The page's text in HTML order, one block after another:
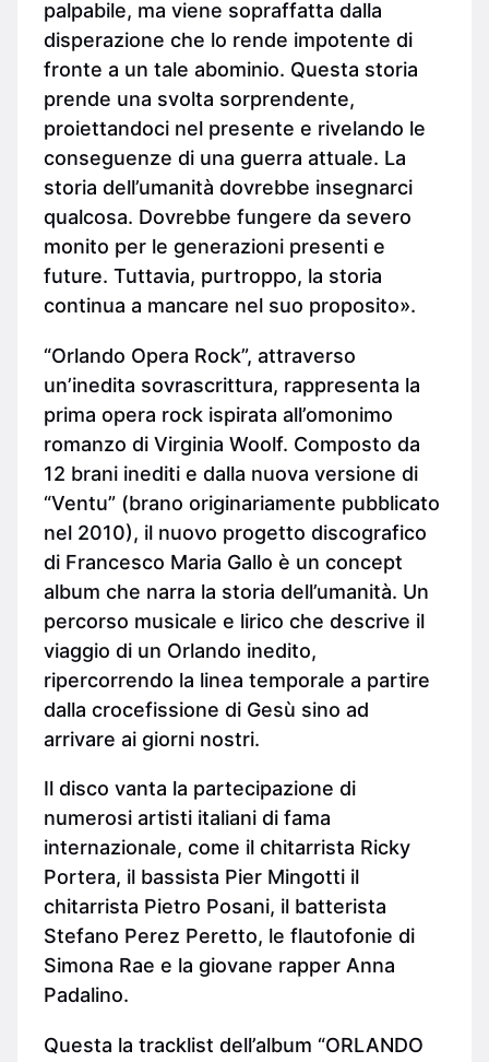
palpabile, ma viene sopraffatta dalla
disperazione che lo rende impotente di
fronte a un tale abominio. Questa storia
prende una svolta sorprendente,
proiettandoci nel presente e rivelando le
conseguenze di una guerra attuale. La
storia dell’umanità dovrebbe insegnarci
qualcosa. Dovrebbe fungere da severo
monito per le generazioni presenti e
future. Tuttavia, purtroppo, la storia
continua a mancare nel suo proposito».
“Orlando Opera Rock”, attraverso
un’inedita sovrascrittura, rappresenta la
prima opera rock ispirata all’omonimo
romanzo di Virginia Woolf. Composto da
12 brani inediti e dalla nuova versione di
“Ventu” (brano originariamente pubblicato
nel 2010), il nuovo progetto discografico
di Francesco Maria Gallo è un concept
album che narra la storia dell’umanità. Un
percorso musicale e lirico che descrive il
viaggio di un Orlando inedito,
ripercorrendo la linea temporale a partire
dalla crocefissione di Gesù sino ad
arrivare ai giorni nostri.
Il disco vanta la partecipazione di
numerosi artisti italiani di fama
internazionale, come il chitarrista Ricky
Portera, il bassista Pier Mingotti il
chitarrista Pietro Posani, il batterista
Stefano Perez Peretto, le flautofonie di
Simona Rae e la giovane rapper Anna
Padalino.
Questa la tracklist dell’album “ORLANDO